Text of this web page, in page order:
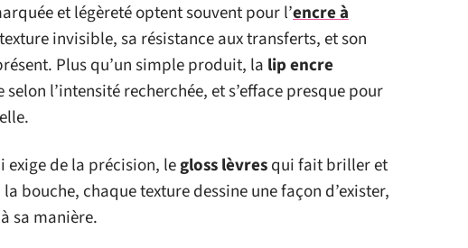
et légèreté optent souvent pour l’encre à
invisible, sa résistance aux transferts, et son
Plus qu’un simple produit, la lip encre
l’intensité recherchée, et s’efface presque pour
exige de la précision, legloss lèvresqui fait briller et
bouche, chaque texture dessine une façon d’exister,
sa manière.